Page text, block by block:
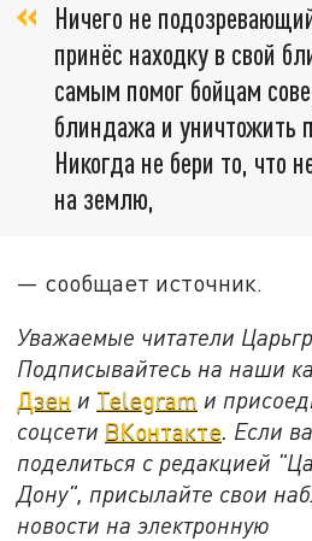
Ничего не
принёс находку в свой
самым помог бойцам
блиндажа и уничтожить
Никогда не бери то, что
на землю,
— сообщает источник.
Уважаемые читатели
Подписывайтесь на наши
Дзен и Telegram и
соцсети ВКонтакте. Если
поделиться с редакцией
Дону", присылайте свои
новости на электронную